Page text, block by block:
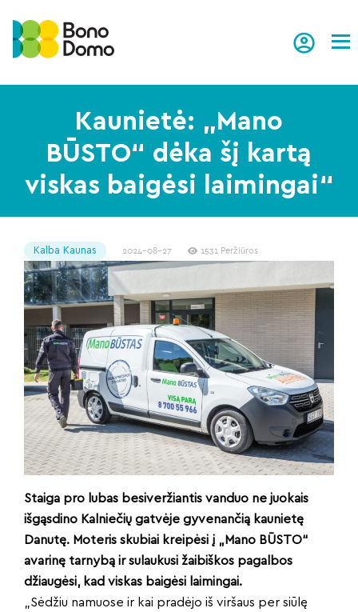
Kaunietė: „Mano
BŪSTO“ dėka šį kartą
viskas baigėsi laimingai“
Kalba Kaunas 2024-08-27 1531 Peržiūros
Staiga pro lubas besiveržiantis vanduo ne juokais
išgąsdino Kalniečių gatvėje gyvenančią kaunietę
Danutę. Moteris skubiai kreipėsi į „Mano BŪSTO“
avarinę tarnybą ir sulaukusi žaibiškos pagalbos
džiaugėsi, kad viskas baigėsi laimingai.
„Sėdžiu namuose ir kai pradėjo iš viršaus per siūlę